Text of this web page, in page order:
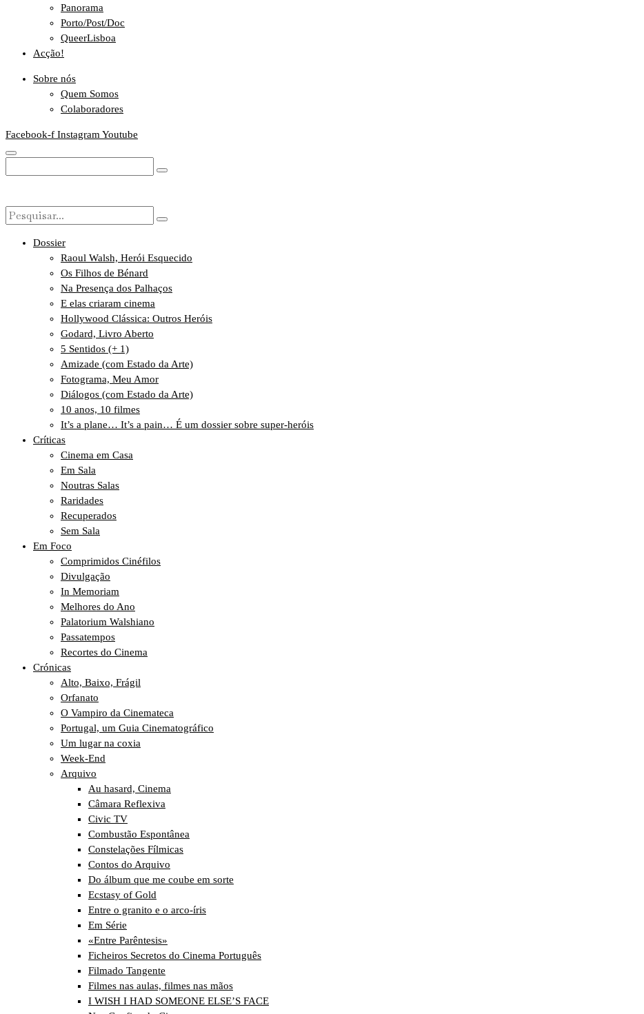
Panorama
Porto/Post/Doc
QueerLisboa
Acção!
Sobre nós
Quem Somos
Colaboradores
Facebook-f Instagram Youtube
Dossier
Raoul Walsh, Herói Esquecido
Os Filhos de Bénard
Na Presença dos Palhaços
E elas criaram cinema
Hollywood Clássica: Outros Heróis
Godard, Livro Aberto
5 Sentidos (+ 1)
Amizade (com Estado da Arte)
Fotograma, Meu Amor
Diálogos (com Estado da Arte)
10 anos, 10 filmes
It’s a plane… It’s a pain… É um dossier sobre super-heróis
Críticas
Cinema em Casa
Em Sala
Noutras Salas
Raridades
Recuperados
Sem Sala
Em Foco
Comprimidos Cinéfilos
Divulgação
In Memoriam
Melhores do Ano
Palatorium Walshiano
Passatempos
Recortes do Cinema
Crónicas
Alto, Baixo, Frágil
Orfanato
O Vampiro da Cinemateca
Portugal, um Guia Cinematográfico
Um lugar na coxia
Week-End
Arquivo
Au hasard, Cinema
Câmara Reflexiva
Civic TV
Combustão Espontânea
Constelações Fílmicas
Contos do Arquivo
Do álbum que me coube em sorte
Ecstasy of Gold
Entre o granito e o arco-íris
Em Série
«Entre Parêntesis»
Ficheiros Secretos do Cinema Português
Filmado Tangente
Filmes nas aulas, filmes nas mãos
I WISH I HAD SOMEONE ELSE’S FACE